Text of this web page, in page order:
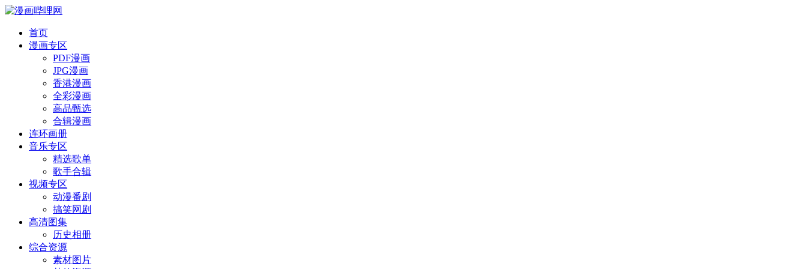
首页
漫画专区
PDF漫画
JPG漫画
香港漫画
全彩漫画
高品甄选
合辑漫画
连环画册
音乐专区
精选歌单
歌手合辑
视频专区
动漫番剧
搞笑网剧
高清图集
历史相册
综合资源
素材图片